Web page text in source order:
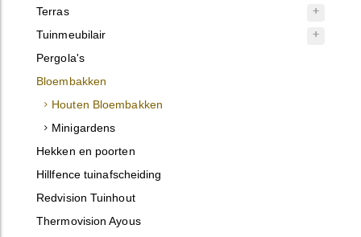
Terras
Tuinmeubilair
Pergola's
Bloembakken
Houten Bloembakken
Minigardens
Hekken en poorten
Hillfence tuinafscheiding
Redvision Tuinhout
Thermovision Ayous